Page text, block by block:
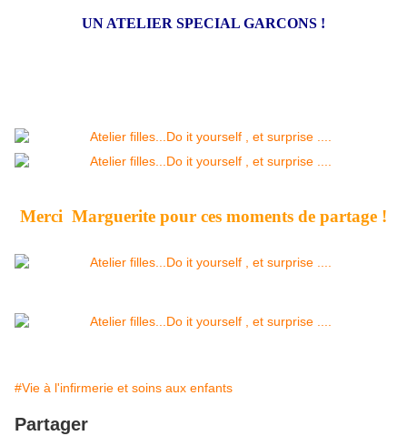
UN ATELIER SPECIAL GARCONS !
Merci Marguerite pour ces moments de partage !
#Vie à l'infirmerie et soins aux enfants
Partager